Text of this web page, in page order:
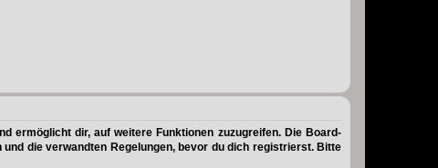
ermöglicht dir, auf weitere Funktionen zuzugreifen. Die Board-
die verwandten Regelungen, bevor du dich registrierst. Bitte